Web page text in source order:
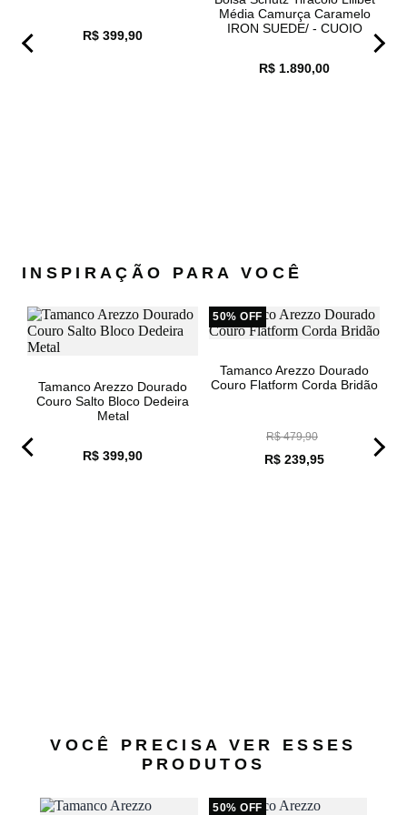
7,36CM 24,6 À 25,2
38 7,36CM 25,3 À 25,8
26,6 À 27
R$ 399,90
Média Camurça Caramelo
IRON SUEDE/ - CUOIO
R$ 1.890,00
INSPIRAÇÃO PARA VOCÊ
Tamanco Arezzo Dourado
Couro Salto Bloco Dedeira
Metal
R$ 399,90
50% OFF
Tamanco Arezzo Dourado
Couro Flatform Corda Bridão
R$ 479,90
R$ 239,95
VOCÊ PRECISA VER ESSES
PRODUTOS
50% OFF